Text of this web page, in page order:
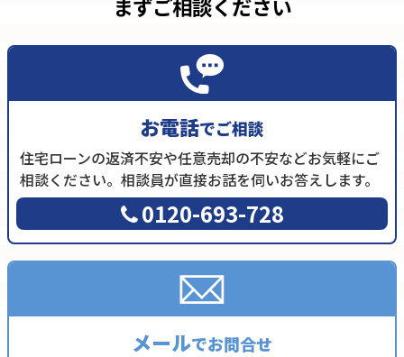
まずご相談ください
お電話でご相談
住宅ローンの返済不安や任意売却の不安などお気軽にご
相談ください。相談員が直接お話を伺いお答えします。
0120-693-728
メールでお問合せ